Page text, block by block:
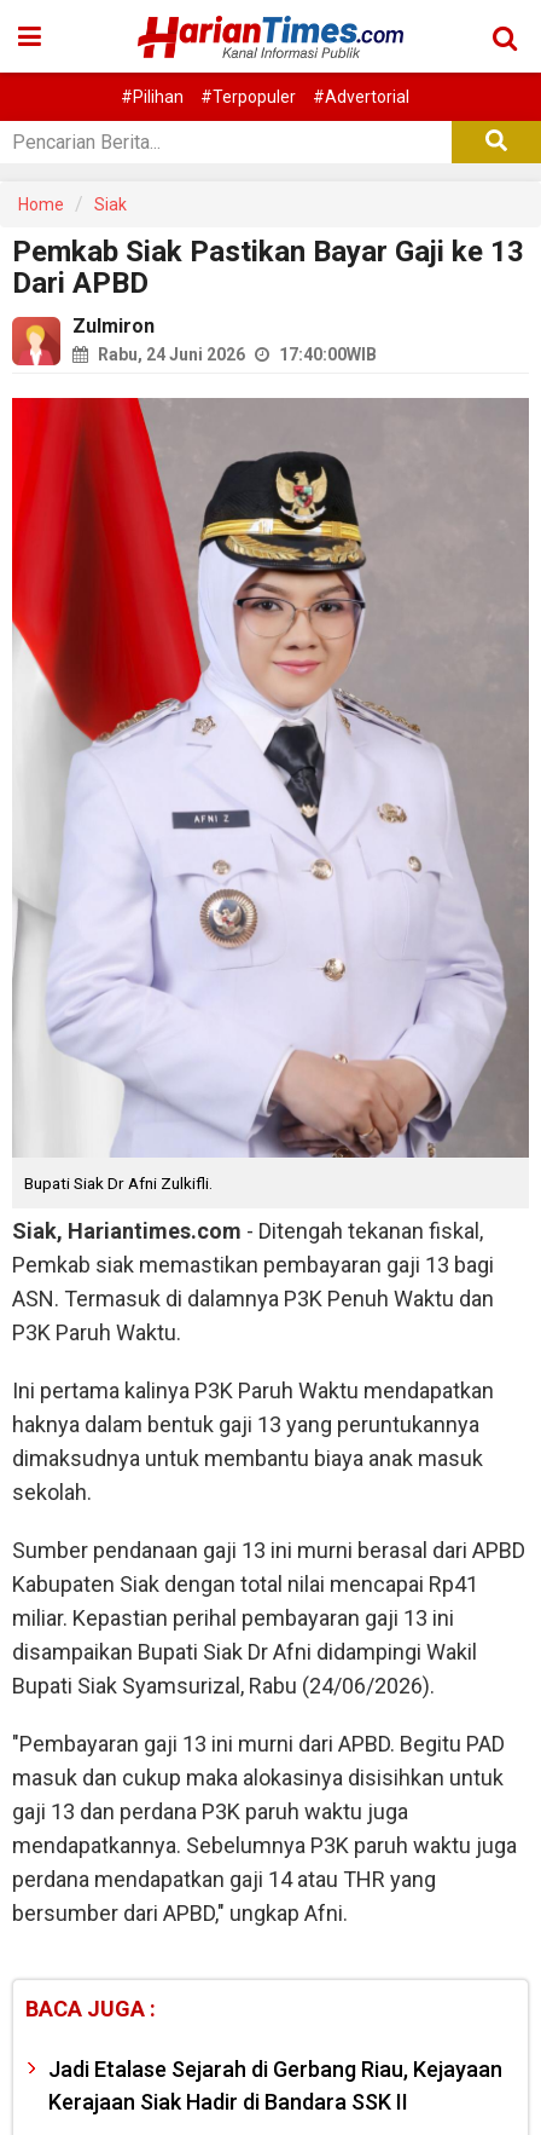
#Pilihan #Terpopuler #Advertorial
Home Siak
Pemkab Siak Pastikan Bayar Gaji ke 13
Dari APBD
Zulmiron
Rabu, 24 Juni 2026 17:40:00WIB
Bupati Siak Dr Afni Zulkifli.
Siak, Hariantimes.com - Ditengah tekanan fiskal,
Pemkab siak memastikan pembayaran gaji 13 bagi
ASN. Termasuk di dalamnya P3K Penuh Waktu dan
P3K Paruh Waktu.
Ini pertama kalinya P3K Paruh Waktu mendapatkan
haknya dalam bentuk gaji 13 yang peruntukannya
dimaksudnya untuk membantu biaya anak masuk
sekolah.
Sumber pendanaan gaji 13 ini murni berasal dari APBD
Kabupaten Siak dengan total nilai mencapai Rp41
miliar. Kepastian perihal pembayaran gaji 13 ini
disampaikan Bupati Siak Dr Afni didampingi Wakil
Bupati Siak Syamsurizal, Rabu (24/06/2026).
"Pembayaran gaji 13 ini murni dari APBD. Begitu PAD
masuk dan cukup maka alokasinya disisihkan untuk
gaji 13 dan perdana P3K paruh waktu juga
mendapatkannya. Sebelumnya P3K paruh waktu juga
perdana mendapatkan gaji 14 atau THR yang
bersumber dari APBD," ungkap Afni.
BACA JUGA :
Jadi Etalase Sejarah di Gerbang Riau, Kejayaan
Kerajaan Siak Hadir di Bandara SSK II